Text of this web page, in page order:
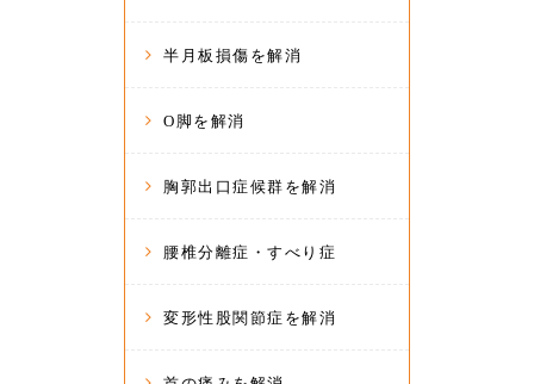
半月板損傷を解消
O脚を解消
胸郭出口症候群を解消
腰椎分離症・すべり症
変形性股関節症を解消